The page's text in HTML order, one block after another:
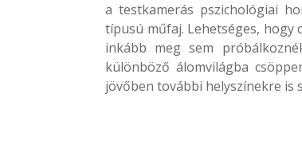
a testkamerás pszichológiai
típusú műfaj. Lehetséges,
inkább meg sem
különböző álomvilágba
jövőben további helyszínekre is